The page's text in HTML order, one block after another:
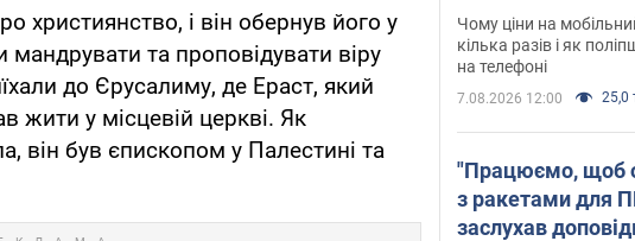
християнство, і він обернув його у
мандрувати та проповідувати віру
до Єрусалиму, де Ераст, який
жити у місцевій церкві. Як
він був єпископом у Палестині та
скаржитись на
Чому ціни на
кілька разів і як
на телефоні
7.08.2026 12:00 25,0
"Працюємо, щоб
з ракетами для
заслухав